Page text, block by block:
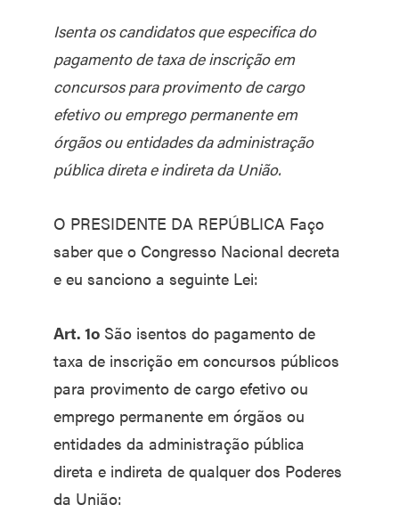
Isenta os candidatos que especifica do
pagamento de taxa de inscrição em
concursos para provimento de cargo
efetivo ou emprego permanente em
órgãos ou entidades da administração
pública direta e indireta da União.
O PRESIDENTE DA REPÚBLICA Faço
saber que o Congresso Nacional decreta
e eu sanciono a seguinte Lei:
Art. 1o São isentos do pagamento de
taxa de inscrição em concursos públicos
para provimento de cargo efetivo ou
emprego permanente em órgãos ou
entidades da administração pública
direta e indireta de qualquer dos Poderes
da União: